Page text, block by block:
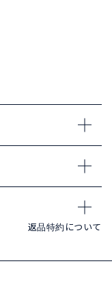
返品特約について